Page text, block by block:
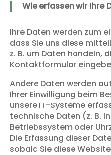
Wie erfassen wir Ihre
Ihre Daten werden zum
dass Sie uns diese
z. B. um Daten handeln,
Kontaktformular
Andere Daten werden
Ihrer Einwilligung beim
unsere IT-Systeme
technische Daten (z. B.
Betriebssystem oder
Die Erfassung dieser
sobald Sie diese